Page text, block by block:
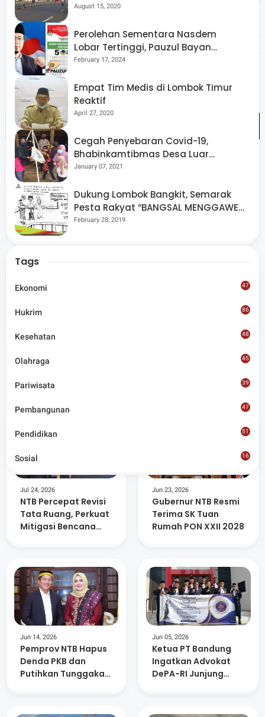
seperti itu, jika ada arahkan dia untuk memperkuat
Indonesia. Artinya kita sebagai ummat yuk kita
kontribusi untuk indonesia dimana kita bisa bekerja
danberbuat yang terbaik. (SV.01)
Tags Nasional
Share
merangkum ragam peristiwa pendidikan, sosial,
Artikel Terkait
Jul 24, 2026
NTB Percepat Revisi
Tata Ruang, Perkuat
Mitigasi Bencana
Jun 23, 2026
Gubernur NTB Resmi
Terima SK Tuan
Rumah PON XXII 2028
Jun 14, 2026
Pemprov NTB Hapus
Denda PKB dan
Putihkan Tunggakan
Jun 05, 2026
Ketua PT Bandung
Ingatkan Advokat
DePA-RI Junjung
Menggelorakan Kemerdekaan
August 15, 2020
Perolehan Sementara Nasdem
Lobar Tertinggi, Pauzul Bayan
Berpeluang “Rebut” Kursi Dapil 3
February 17, 2024
Empat Tim Medis di Lombok Timur
Reaktif
April 27, 2020
Cegah Penyebaran Covid-19,
Bhabinkamtibmas Desa Luar
Pantau Kegiatan Posyandu
January 07, 2021
Dukung Lombok Bangkit, Semarak
Pesta Rakyat “BANGSAL MENGGAWE”
Kembali Digelar Para Seniman Di
February 28, 2019
Tags
Ekonomi 47
Hukrim 86
Kesehatan 48
Olahraga 45
Pariwisata 39
Pembangunan 47
Pendidikan 51
Sosial
16